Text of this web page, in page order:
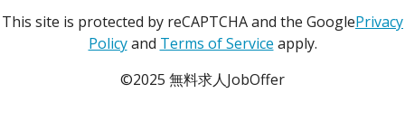
This site is protected by reCAPTCHA and the GooglePrivacy
Policyand Terms of Service apply.
©2025 無料求人JobOffer